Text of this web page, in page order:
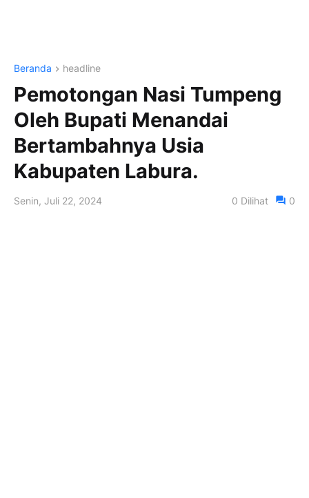
Beranda headline
Pemotongan Nasi Tumpeng
Oleh Bupati Menandai
Bertambahnya Usia
Kabupaten Labura.
Senin, Juli 22, 2024 0 Dilihat 0